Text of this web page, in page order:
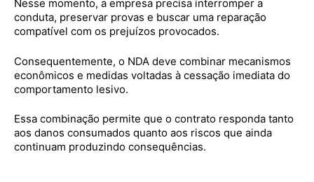
Nesse momento, a empresa precisa interromper a
conduta, preservar provas e buscar uma reparação
compatível com os prejuízos provocados.
Consequentemente, o NDA deve combinar mecanismos
econômicos e medidas voltadas à cessação imediata do
comportamento lesivo.
Essa combinação permite que o contrato responda tanto
aos danos consumados quanto aos riscos que ainda
continuam produzindo consequências.